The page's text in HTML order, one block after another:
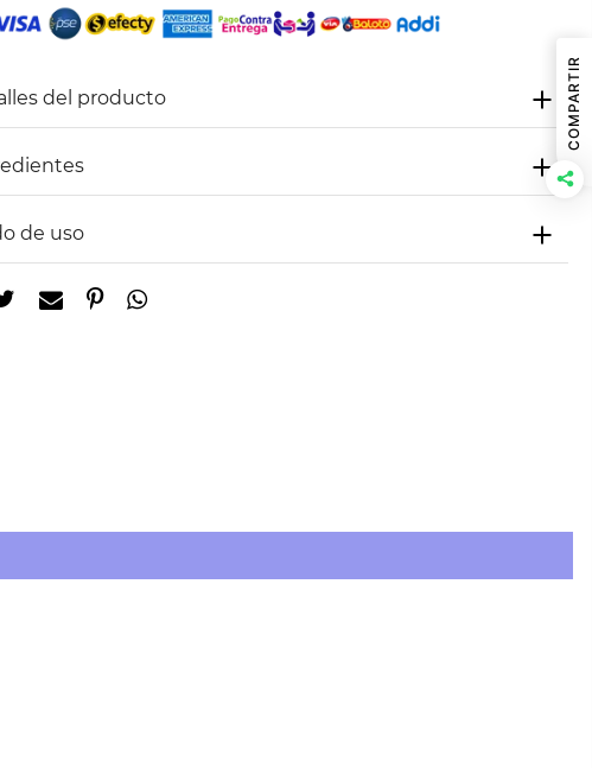
del producto
de uso
COMPARTIR